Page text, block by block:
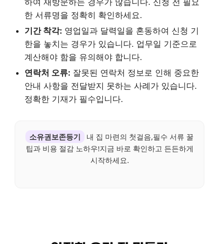
한 서류명을 정확히 확인하세요.
기간 착각: 영업일과 달력일을 혼동하여 신청 기
한을 놓치는 경우가 있습니다. 업무일 기준으로
계산해야 함을 유의해야 합니다.
연락처 오류: 잘못된 연락처 정보로 인해 중요한
안내 사항을 전달받지 못하는 사례가 있습니다.
정확한 기재가 필수입니다.
소유권보존등기
내 집 마련의 첫걸음,필수 서류 꿀
팁과 비용 절감 노하우!지금 바로 확인하고 든든하게
시작하세요.